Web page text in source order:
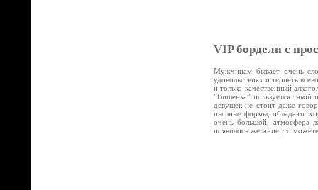
VIP бордели с
Мужчинам бывает очень
удовольствиях и терпеть
и только качественный
”Вишенка” пользуется
девушек не стоит даже
пышные формы, обладают
очень большой, атмосфера
появилось желание, то